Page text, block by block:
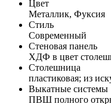
Цвет
Металлик, Фуксия
Стиль
Современный
Стеновая панель
ХДФ в цвет
Столешница
пластиковая; из
Выкатные системы
ПВШ полного